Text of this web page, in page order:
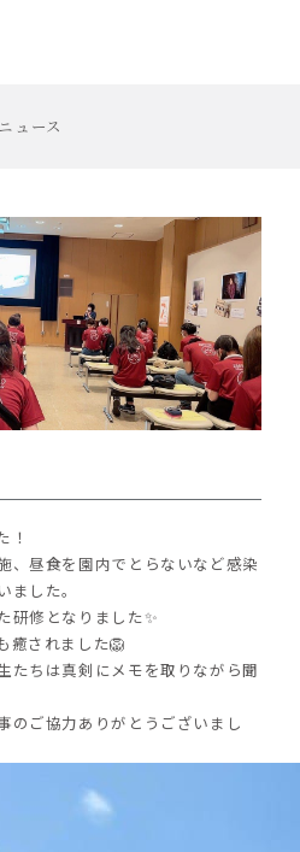
ニュース
！
、昼食を園内でとらないなど感染
した。
研修となりました✨
癒されました🦁
たちは真剣にメモを取りながら聞
のご協力ありがとうございまし